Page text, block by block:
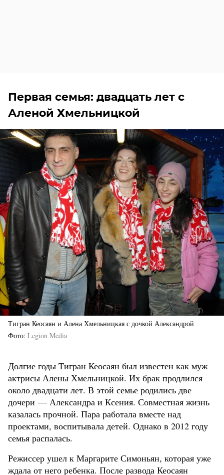
Первая семья: двадцать лет с
Аленой Хмельницкой
Тигран Кеосаян и Алена Хмельницкая с дочкой Александрой
Фото Legion Media
Долгие годы Тигран Кеосаян был известен как муж
актрисы Алены Хмельницкой. Их брак продлился
около двадцати лет. В этой семье родились две
дочери — Александра и Ксения. Совместная жизнь
казалась прочной. Пара работала вместе над
проектами, воспитывала детей. Однако в 2012 году
семья распалась.
Режиссер ушел к Маргарите Симоньян, которая уже
ждала от него ребенка. После развода Кеосаян